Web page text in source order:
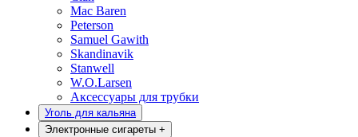
Mac Baren
Peterson
Samuel Gawith
Skandinavik
Stanwell
W.O.Larsen
Аксессуары для трубки
Уголь для кальяна
Электронные сигареты +